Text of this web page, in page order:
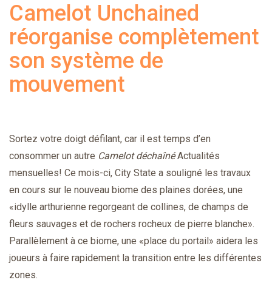
Camelot Unchained
réorganise complètement
son système de
mouvement
Sortez votre doigt défilant, car il est temps d’en
consommer un autre Camelot déchaînéActualités
mensuelles! Ce mois-ci, City State a souligné les travaux
en cours sur le nouveau biome des plaines dorées, une
«idylle arthurienne regorgeant de collines, de champs de
fleurs sauvages et de rochers rocheux de pierre blanche».
Parallèlement à ce biome, une «place du portail» aidera les
joueurs à faire rapidement la transition entre les différentes
zones.